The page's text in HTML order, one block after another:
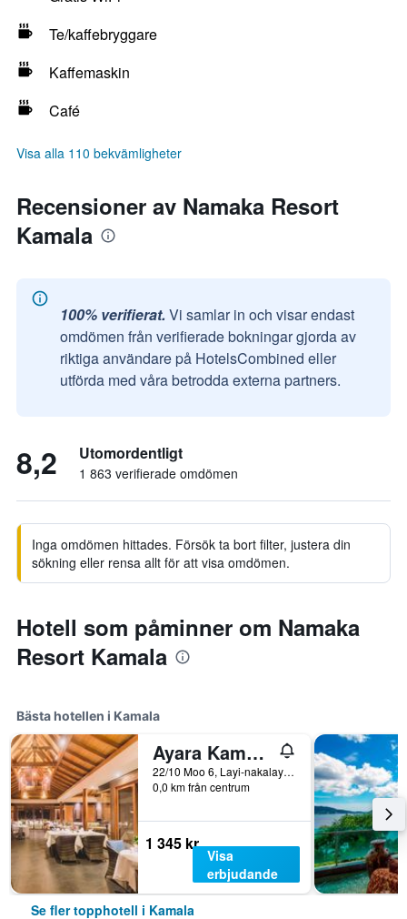
Te/kaffebryggare
Kaffemaskin
Café
Visa alla 110 bekvämligheter
Recensioner av Namaka Resort
Kamala
100% verifierat. Vi samlar in och visar endast
omdömen från verifierade bokningar gjorda av
riktiga användare på HotelsCombined eller
utförda med våra betrodda externa partners.
8,2 Utomordentligt
1 863 verifierade omdömen
Inga omdömen hittades. Försök ta bort filter, justera din
sökning eller rensa allt för att visa omdömen.
Hotell som påminner om Namaka
Resort Kamala
Bästa hotellen i Kamala
Ayara Kamala Resort & Spa (Sha Plus+)
22/10 Moo 6, Layi-nakalay Road, Kamala, Thailand
0,0 km från centrum
1 345 kr
Visa
erbjudande
Se fler topphotell i Kamala